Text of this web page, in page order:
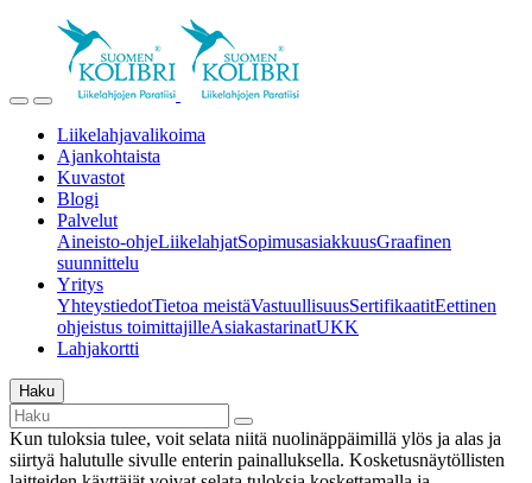
Liikelahjavalikoima
Ajankohtaista
Kuvastot
Blogi
Palvelut
Aineisto-ohjeLiikelahjatSopimusasiakkuusGraafinen
suunnittelu
Yritys
YhteystiedotTietoa meistäVastuullisuusSertifikaatitEettinen
ohjeistus toimittajilleAsiakastarinatUKK
Lahjakortti
Haku
Kun tuloksia tulee, voit selata niitä nuolinäppäimillä ylös ja alas ja
siirtyä halutulle sivulle enterin painalluksella. Kosketusnäytöllisten